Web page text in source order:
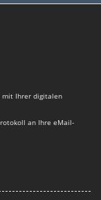
mit Ihrer digitalen
an Ihre eMail-